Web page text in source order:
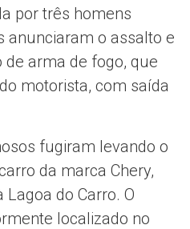
por três homens
anunciaram o assalto e
arma de fogo, que
motorista, com saída
fugiram levando o
da marca Chery,
do Carro. O
localizado no